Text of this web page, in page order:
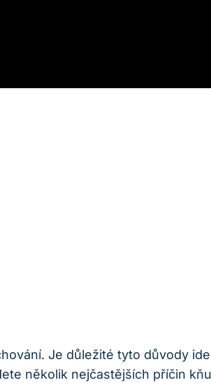
Je důležité tyto důvody
několik nejčastějších⁣ příčin